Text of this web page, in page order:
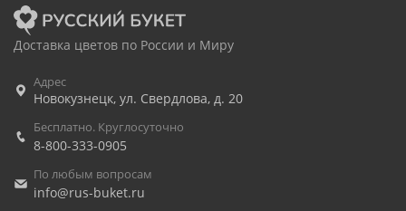
Доставка цветов по России и Миру
Адрес
Новокузнецк, ул. Свердлова, д. 20
Бесплатно. Круглосуточно
8-800-333-0905
По любым вопросам
info@rus-buket.ru